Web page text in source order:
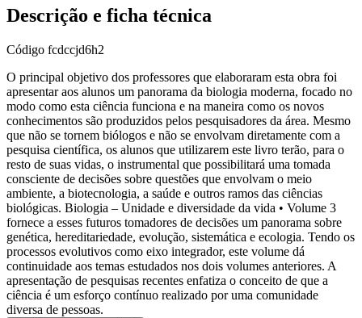
Descrição e ficha técnica
Código fcdccjd6h2
O principal objetivo dos professores que elaboraram esta obra foi
apresentar aos alunos um panorama da biologia moderna, focado no
modo como esta ciência funciona e na maneira como os novos
conhecimentos são produzidos pelos pesquisadores da área. Mesmo
que não se tornem biólogos e não se envolvam diretamente com a
pesquisa científica, os alunos que utilizarem este livro terão, para o
resto de suas vidas, o instrumental que possibilitará uma tomada
consciente de decisões sobre questões que envolvam o meio
ambiente, a biotecnologia, a saúde e outros ramos das ciências
biológicas. Biologia – Unidade e diversidade da vida • Volume 3
fornece a esses futuros tomadores de decisões um panorama sobre
genética, hereditariedade, evolução, sistemática e ecologia. Tendo os
processos evolutivos como eixo integrador, este volume dá
continuidade aos temas estudados nos dois volumes anteriores. A
apresentação de pesquisas recentes enfatiza o conceito de que a
ciência é um esforço contínuo realizado por uma comunidade
diversa de pessoas.